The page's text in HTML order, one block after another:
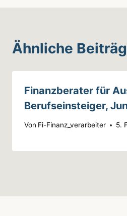
Ähnliche
Finanzberater für
Berufseinsteiger,
Von Fi-Finanz_verarbeiter 5.